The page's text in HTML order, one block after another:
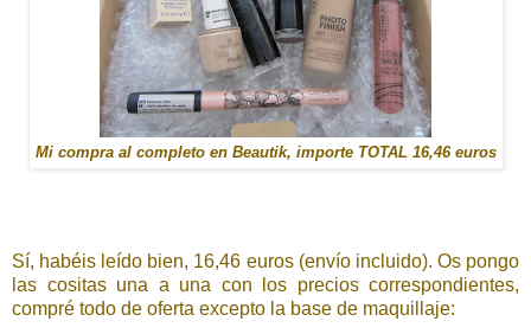
Mi compra al completo en Beautik, importe TOTAL 16,46 euros
Sí, habéis leído bien, 16,46 euros (envío incluido). Os pongo
las cositas una a una con los precios correspondientes,
compré todo de oferta excepto la base de maquillaje: